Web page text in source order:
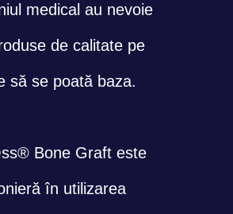
medical au nevoie
de calitate pe
să se poată baza.
Bone Graft este
în utilizarea